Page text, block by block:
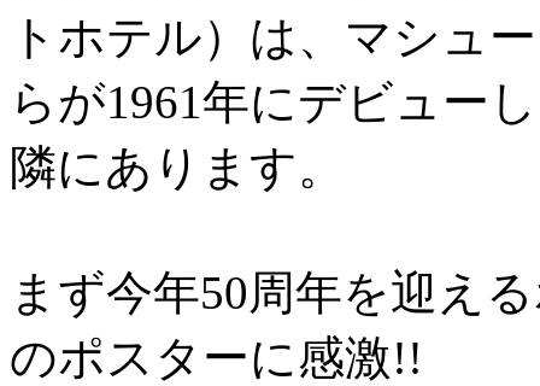
トホテル）は、マシュ
らが1961年にデビュー
隣にあります。
まず今年50周年を迎え
のポスターに感激!!